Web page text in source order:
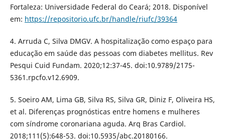
Fortaleza: Universidade Federal do Ceará; 2018. Disponível
em: https://repositorio.ufc.br/handle/riufc/39364
4. Arruda C, Silva DMGV. A hospitalização como espaço para
educação em saúde das pessoas com diabetes mellitus. Rev
Pesqui Cuid Fundam. 2020;12:37-45. doi:10.9789/2175-
5361.rpcfo.v12.6909.
5. Soeiro AM, Lima GB, Silva RS, Silva GR, Diniz F, Oliveira HS,
et al. Diferenças prognósticas entre homens e mulheres
com síndrome coronariana aguda. Arq Bras Cardiol.
2018;111(5):648-53. doi:10.5935/abc.20180166.